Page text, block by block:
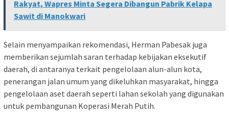
Rakyat, Wapres Minta Segera Dibangun Pabrik Kelapa
Sawit di Manokwari
Selain menyampaikan rekomendasi, Herman Pabesak juga
memberikan sejumlah saran terhadap kebijakan eksekutif
daerah, di antaranya terkait pengelolaan alun-alun kota,
penerangan jalan umum yang dikeluhkan masyarakat, hingga
pengelolaan aset daerah seperti lahan sekolah yang digunakan
untuk pembangunan Koperasi Merah Putih.